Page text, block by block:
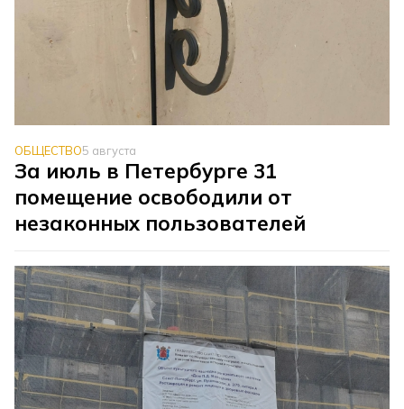
ОБЩЕСТВО5 августа
За июль в Петербурге 31
помещение освободили от
незаконных пользователей